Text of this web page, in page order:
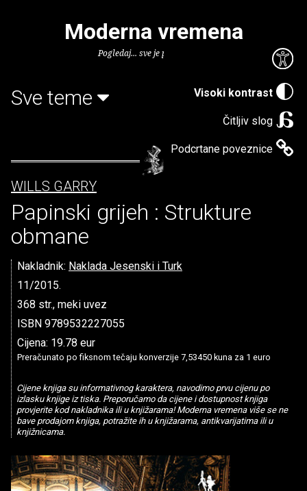
Visoki kontrast
Čitljiv slog
Podcrtane poveznice
Moderna vremena
Pogledaj... sve je puno knjiga.
Sve teme
WILLS GARRY
Papinski grijeh : Strukture
obmane
Nakladnik: Naklada Jesenski i Turk
11/2015.
368 str., meki uvez
ISBN 9789532227055
Cijena: 19.78 eur
Preračunato po fiksnom tečaju konverzije 7,53450 kuna za 1 euro
Cijene knjiga su informativnog karaktera, navodimo prvu cijenu po
izlasku knjige iz tiska. Preporučamo da cijene i dostupnost knjiga
provjerite kod nakladnika ili u knjižarama! Moderna vremena više se ne
bave prodajom knjiga, potražite ih u knjižarama, antikvarijatima ili u
knjižnicama.